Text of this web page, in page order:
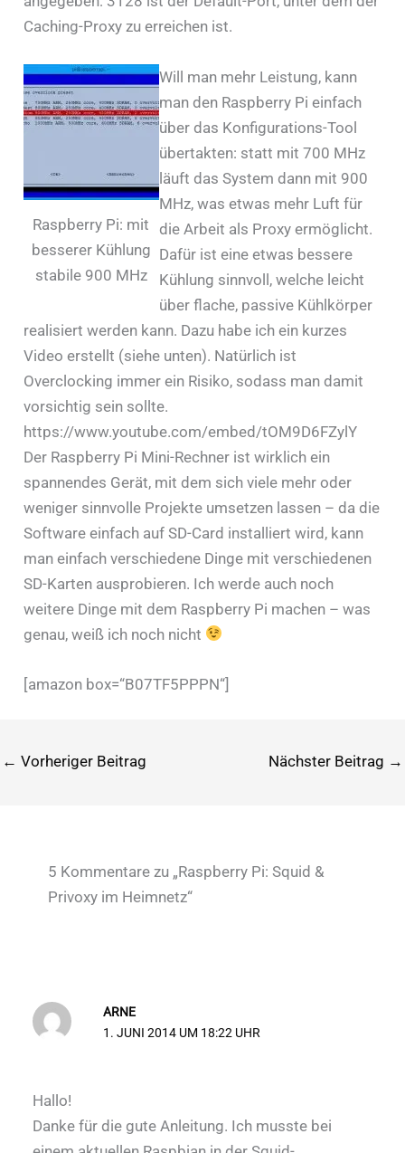
Caching-Proxy zu erreichen ist.
Raspberry Pi: mit
besserer Kühlung
stabile 900 MHz
Will man mehr Leistung, kann
man den Raspberry Pi einfach
über das Konfigurations-Tool
übertakten: statt mit 700 MHz
läuft das System dann mit 900
MHz, was etwas mehr Luft für
die Arbeit als Proxy ermöglicht.
Dafür ist eine etwas bessere
Kühlung sinnvoll, welche leicht
über flache, passive Kühlkörper
realisiert werden kann. Dazu habe ich ein kurzes
Video erstellt (siehe unten). Natürlich ist
Overclocking immer ein Risiko, sodass man damit
vorsichtig sein sollte.
https://www.youtube.com/embed/tOM9D6FZylY
Der Raspberry Pi Mini-Rechner ist wirklich ein
spannendes Gerät, mit dem sich viele mehr oder
weniger sinnvolle Projekte umsetzen lassen – da die
Software einfach auf SD-Card installiert wird, kann
man einfach verschiedene Dinge mit verschiedenen
SD-Karten ausprobieren. Ich werde auch noch
weitere Dinge mit dem Raspberry Pi machen – was
genau, weiß ich noch nicht
[amazon box=“B07TF5PPPN“]
← Vorheriger Beitrag Nächster Beitrag →
5 Kommentare zu „Raspberry Pi: Squid &
Privoxy im Heimnetz“
ARNE
1. JUNI 2014 UM 18:22 UHR
Hallo!
Danke für die gute Anleitung. Ich musste bei